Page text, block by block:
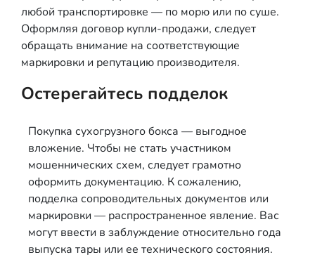
любой транспортировке — по морю или по суше.
Оформляя договор купли-продажи, следует
обращать внимание на соответствующие
маркировки и репутацию производителя.
Остерегайтесь подделок
Покупка сухогрузного бокса — выгодное
вложение. Чтобы не стать участником
мошеннических схем, следует грамотно
оформить документацию. К сожалению,
подделка сопроводительных документов или
маркировки — распространенное явление. Вас
могут ввести в заблуждение относительно года
выпуска тары или ее технического состояния.